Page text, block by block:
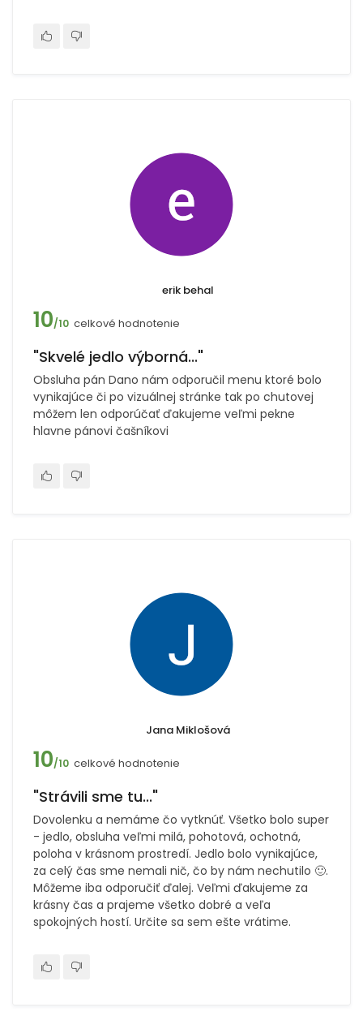
erik behal
10/10 celkové hodnotenie
"Skvelé jedlo výborná..."
Obsluha pán Dano nám odporučil menu ktoré bolo
vynikajúce či po vizuálnej stránke tak po chutovej
môžem len odporúčať ďakujeme veľmi pekne
hlavne pánovi čašníkovi
Jana Miklošová
10/10 celkové hodnotenie
"Strávili sme tu..."
Dovolenku a nemáme čo vytknúť. Všetko bolo super
- jedlo, obsluha veľmi milá, pohotová, ochotná,
poloha v krásnom prostredí. Jedlo bolo vynikajúce,
za celý čas sme nemali nič, čo by nám nechutilo 🙂.
Môžeme iba odporučiť ďalej. Veľmi ďakujeme za
krásny čas a prajeme všetko dobré a veľa
spokojných hostí. Určite sa sem ešte vrátime.